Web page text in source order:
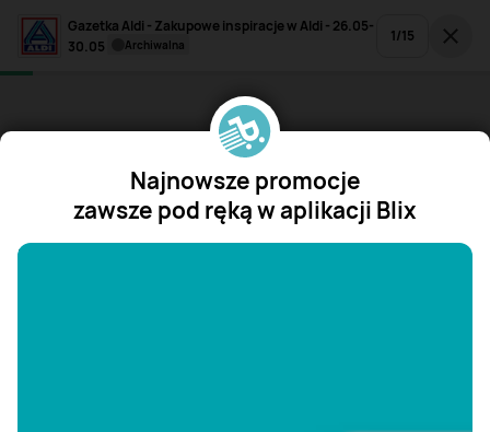
Gazetka Aldi - Zakupowe inspiracje w Aldi - 26.05-
30.05
archiwalna 1/15
Najnowsze promocje
zawsze pod ręką w aplikacji Blix
"/>